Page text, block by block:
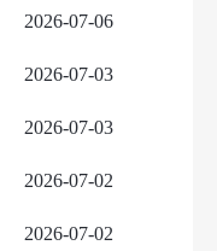
2026-07-06
2026-07-03
2026-07-03
2026-07-02
2026-07-02